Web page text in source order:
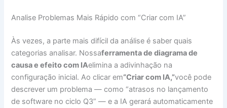
Analise Problemas Mais Rápido com “Criar com IA”
Às vezes, a parte mais difícil da análise é saber quais
categorias analisar. Nossaferramenta de diagrama de
causa e efeito com IAelimina a adivinhação na
configuração inicial. Ao clicar em“Criar com IA,”você pode
descrever um problema — como “atrasos no lançamento
de software no ciclo Q3” — e a IA gerará automaticamente